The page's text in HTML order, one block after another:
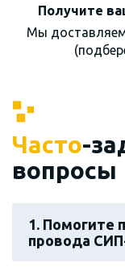
Получите
Мы
Часто-
вопросы
1. Помогите
провода